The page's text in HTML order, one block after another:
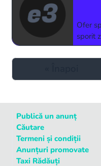
Ofer
sporit
Publică un anunț
Căutare
Termeni și condiții
Anunțuri promovate
Taxi Rădăuți